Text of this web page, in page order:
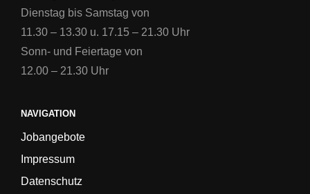
Dienstag bis Samstag von
11.30 – 13.30 u. 17.15 – 21.30 Uhr
Sonn- und Feiertage von
12.00 – 21.30 Uhr
NAVIGATION
Jobangebote
Impressum
Datenschutz